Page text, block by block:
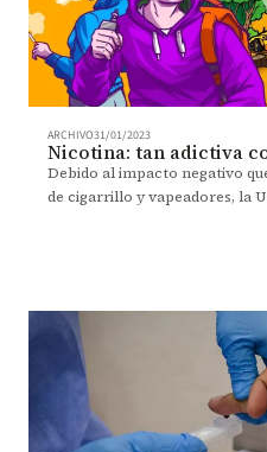
ARCHIVO31/01/2023
Nicotina: tan adictiva
Debido al impacto negativo
de cigarrillo y vapeadores, la